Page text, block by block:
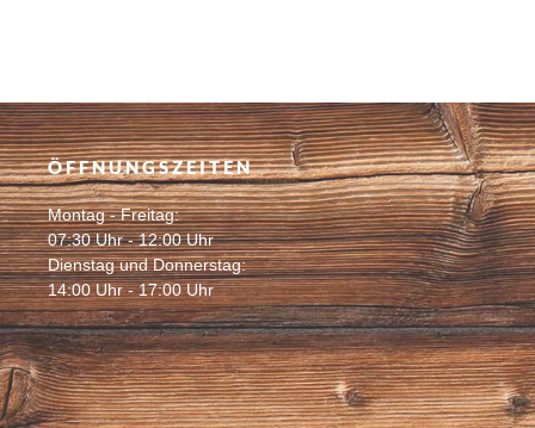
ÖFFNUNGSZEITEN
Montag - Freitag:
07:30 Uhr - 12:00 Uhr
Dienstag und Donnerstag:
14:00 Uhr - 17:00 Uhr